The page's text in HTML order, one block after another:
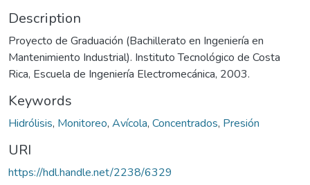
Description
Proyecto de Graduación (Bachillerato en Ingeniería en
Mantenimiento Industrial). Instituto Tecnológico de Costa
Rica, Escuela de Ingeniería Electromecánica, 2003.
Keywords
Hidrólisis, Monitoreo, Avícola, Concentrados, Presión
URI
https://hdl.handle.net/2238/6329